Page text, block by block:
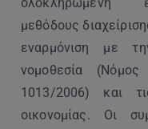
μεθόδους
εναρμόνιση με
νομοθεσία
1013/2006) και
οικονομίας. Οι